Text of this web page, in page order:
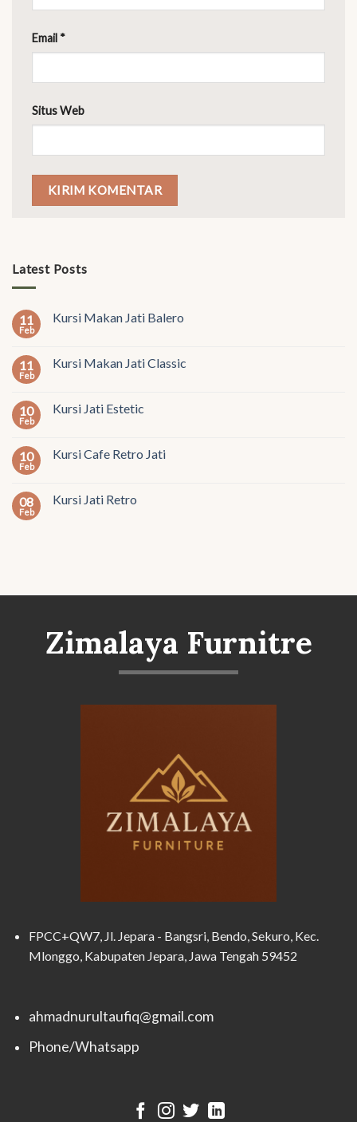
Email *
Situs Web
Latest Posts
11
Feb
Kursi Makan Jati Balero
11
Feb
Kursi Makan Jati Classic
10
Feb
Kursi Jati Estetic
10
Feb
Kursi Cafe Retro Jati
08
Feb
Kursi Jati Retro
Zimalaya Furnitre
FPCC+QW7, Jl. Jepara - Bangsri, Bendo, Sekuro, Kec.
Mlonggo, Kabupaten Jepara, Jawa Tengah 59452
ahmadnurultaufiq@gmail.com
Phone/Whatsapp